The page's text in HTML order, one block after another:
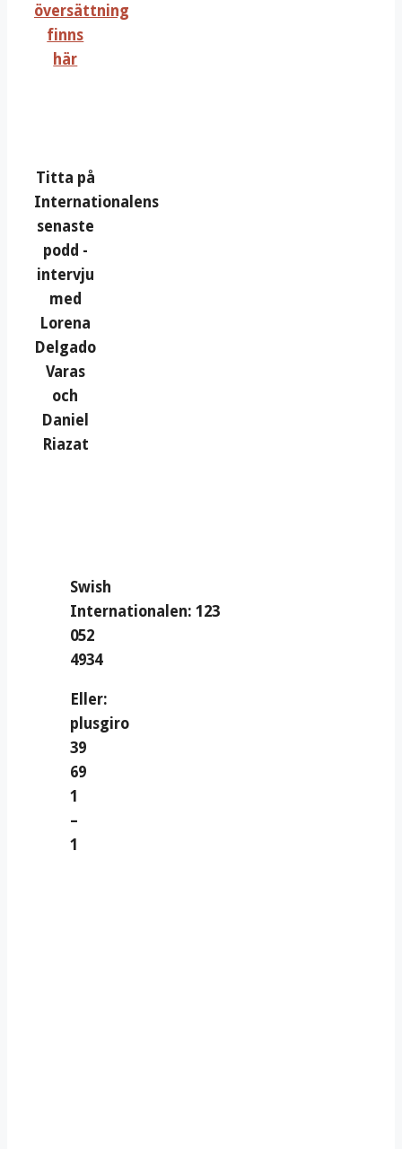
översättning
finns
här
Titta på
Internationalens
senaste
podd -
intervju
med
Lorena
Delgado
Varas
och
Daniel
Riazat
Swish
Internationalen: 123
052
4934
Eller:
plusgiro
39
69
1
–
1